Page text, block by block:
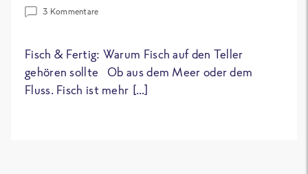
3 Kommentare
Fisch & Fertig: Warum Fisch auf den Teller
gehören sollte Ob aus dem Meer oder dem
Fluss. Fisch ist mehr […]